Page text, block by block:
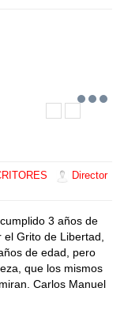
Director
3 años de
Grito de Libertad,
de edad, pero
que los mismos
Carlos Manuel